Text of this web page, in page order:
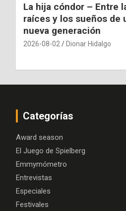
La hija cóndor – Entre
raíces y los sueños de
nueva generación
2026-08-02 Dionar Hidalgo
Categorías
Award season
El Juego de Spielberg
Emmymómetro
Entrevistas
Especiales
Festivales